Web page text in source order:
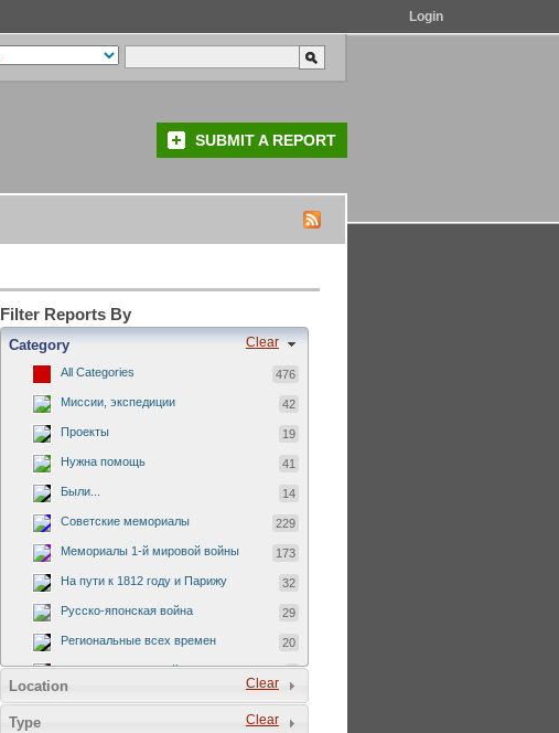
Login
SUBMIT A REPORT
Filter Reports By
Clear
Category
All Categories 476
Миссии, экспедиции 42
Проекты 19
Нужна помощь 41
Были... 14
Советские мемориалы 229
Мемориалы 1-й мировой войны 173
На пути к 1812 году и Парижу 32
Русско-японская война 29
Региональные всех времен 20
Русско-турецкая война 1877-1878 7
Clear
Location
Clear
Type